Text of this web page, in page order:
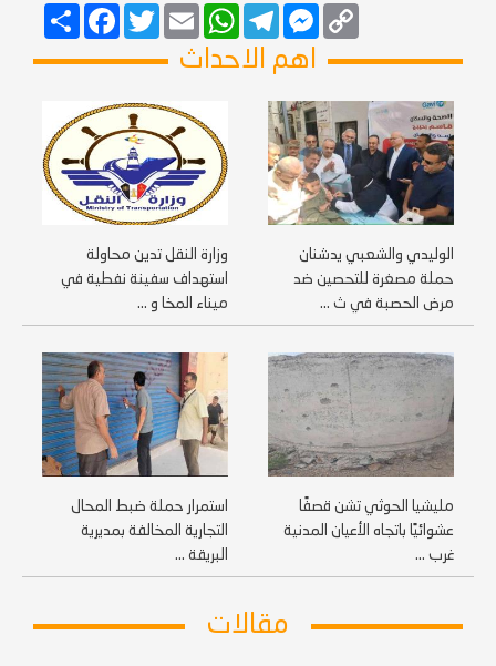
انشر
FacebookTwitterEmail
WhatsAppTelegram
MessengerCopy
Link
اهم الاحداث
الوليدي والشعبي يدشنان
حملة مصغرة للتحصين ضد
مرض الحصبة في ث ...
وزارة النقل تدين محاولة
استهداف سفينة نفطية في
ميناء المخا و ...
مليشيا الحوثي تشن قصفًا
عشوائيًا باتجاه الأعيان المدنية
غرب ...
استمرار حملة ضبط المحال
التجارية المخالفة بمديرية
البريقة ...
مقالات